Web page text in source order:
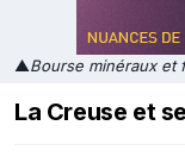
▲Bourse minéraux et
La Creuse et